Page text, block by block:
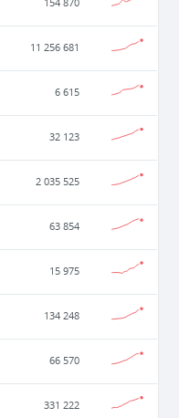
154 870
11 256 681
6 615
32 123
2 035 525
63 854
15 975
134 248
66 570
331 222